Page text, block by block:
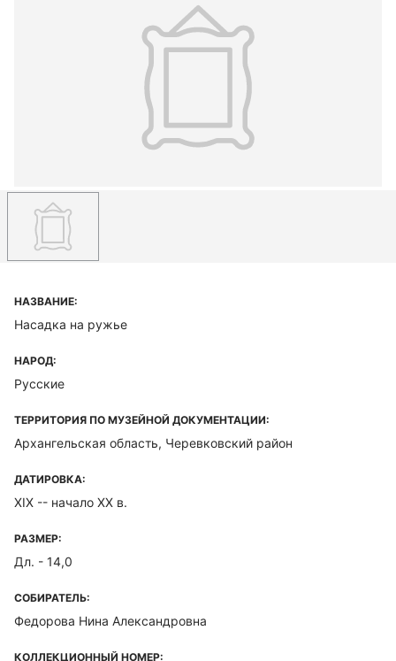
НАЗВАНИЕ:
Насадка на ружье
НАРОД:
Русские
ТЕРРИТОРИЯ ПО МУЗЕЙНОЙ ДОКУМЕНТАЦИИ:
Архангельская область, Черевковский район
ДАТИРОВКА:
XIX -- начало XX в.
РАЗМЕР:
Дл. - 14,0
СОБИРАТЕЛЬ:
Федорова Нина Александровна
КОЛЛЕКЦИОННЫЙ НОМЕР: